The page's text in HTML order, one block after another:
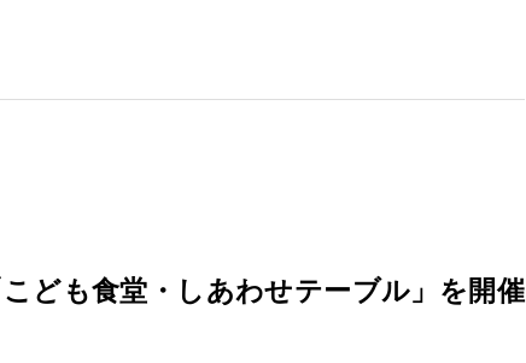
ども食堂・しあわせテーブル」を開催